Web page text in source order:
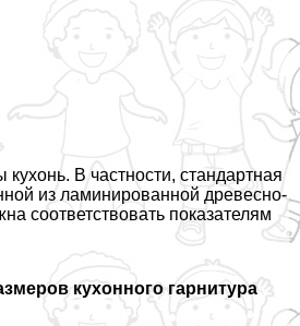
В частности, стандартная
из ламинированной древесно-
соответствовать показателям
кухонного гарнитура